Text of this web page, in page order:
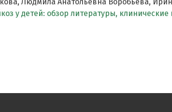
Людмила Анатольевна Воробьева,
у детей: обзор литературы,